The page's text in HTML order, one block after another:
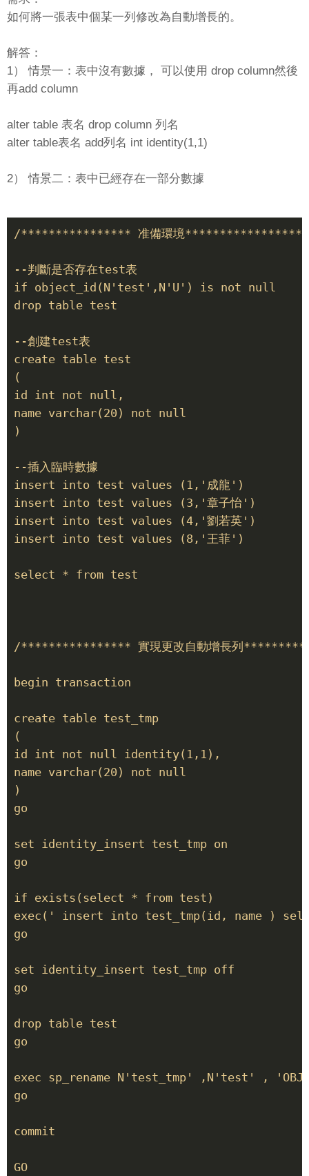
如何將一張表中個某一列修改為自動增長的。
解答：
1） 情景一：表中沒有數據， 可以使用 drop column然後
再add column
alter table 表名 drop column 列名
alter table表名 add列名 int identity(1,1)
2） 情景二：表中已經存在一部分數據
/**************** 准備環境
--判斷是否存在test表
if object_id(N'test',N'U') is not null
drop table test
--創建test表
create table test
(
id int not null,
name varchar(20) not null
)
--插入臨時數據
insert into test values (1,'成龍')
insert into test values (3,'章子怡')
insert into test values (4,'劉若英')
insert into test values (8,'王菲')
select * from test
/**************** 實現更改自動增長列
begin transaction
create table test_tmp
(
id int not null identity(1,1),
name varchar(20) not null
)
go
set identity_insert test_tmp on
go
if exists(select * from test)
exec(' insert into test_tmp(id, name )
go
set identity_insert test_tmp off
go
drop table test
go
exec sp_rename N'test_tmp' ,N'test' ,
go
commit
GO